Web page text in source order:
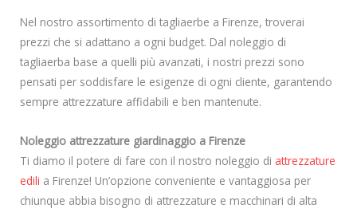
Nel nostro assortimento di tagliaerbe a Firenze, troverai
prezzi che si adattano a ogni budget. Dal noleggio di
tagliaerba base a quelli più avanzati, i nostri prezzi sono
pensati per soddisfare le esigenze di ogni cliente, garantendo
sempre attrezzature affidabili e ben mantenute.
Noleggio attrezzature giardinaggio a Firenze
Ti diamo il potere di fare con il nostro noleggio di attrezzature
edili a Firenze! Un’opzione conveniente e vantaggiosa per
chiunque abbia bisogno di attrezzature e macchinari di alta